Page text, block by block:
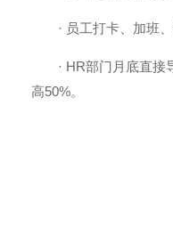
· 员工打卡、加班
· HR部门月底直
高50%。